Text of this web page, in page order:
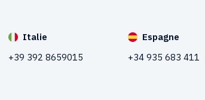
Italie
+39 392 8659015
Espagne
+34 935 683 411